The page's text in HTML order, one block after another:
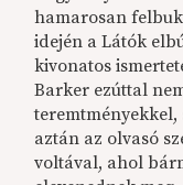
hamarosan
idején a Látók
kivonatos
Barker ezúttal
teremtményekkel,
aztán az olvasó
voltával, ahol